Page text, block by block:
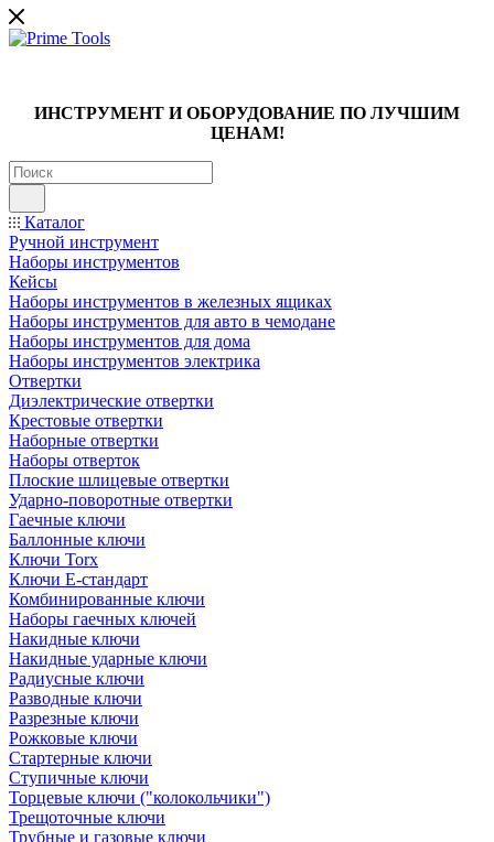
ИНСТРУМЕНТ И ОБОРУДОВАНИЕ ПО ЛУЧШИМ
ЦЕНАМ!
Каталог
Ручной инструмент
Наборы инструментов
Кейсы
Наборы инструментов в железных ящиках
Наборы инструментов для авто в чемодане
Наборы инструментов для дома
Наборы инструментов электрика
Отвертки
Диэлектрические отвертки
Крестовые отвертки
Наборные отвертки
Наборы отверток
Плоские шлицевые отвертки
Ударно-поворотные отвертки
Гаечные ключи
Баллонные ключи
Ключи Torx
Ключи Е-стандарт
Комбинированные ключи
Наборы гаечных ключей
Накидные ключи
Накидные ударные ключи
Радиусные ключи
Разводные ключи
Разрезные ключи
Рожковые ключи
Стартерные ключи
Ступичные ключи
Торцевые ключи ("колокольчики")
Трещоточные ключи
Трубные и газовые ключи